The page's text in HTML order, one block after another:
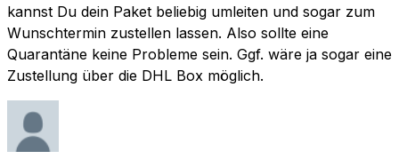
kannst Du dein Paket beliebig umleiten und sogar zum
Wunschtermin zustellen lassen. Also sollte eine
Quarantäne keine Probleme sein. Ggf. wäre ja sogar eine
Zustellung über die DHL Box möglich.